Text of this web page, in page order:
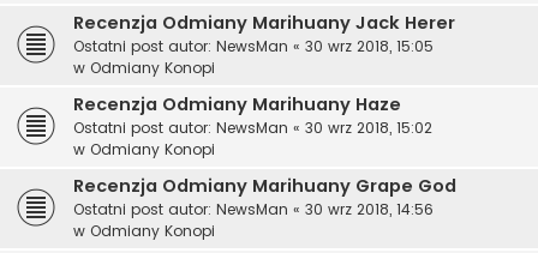
Recenzja Odmiany Marihuany Jack Herer
Ostatni post autor: NewsMan « 30 wrz 2018, 15:05
w Odmiany Konopi
Recenzja Odmiany Marihuany Haze
Ostatni post autor: NewsMan « 30 wrz 2018, 15:02
w Odmiany Konopi
Recenzja Odmiany Marihuany Grape God
Ostatni post autor: NewsMan « 30 wrz 2018, 14:56
w Odmiany Konopi